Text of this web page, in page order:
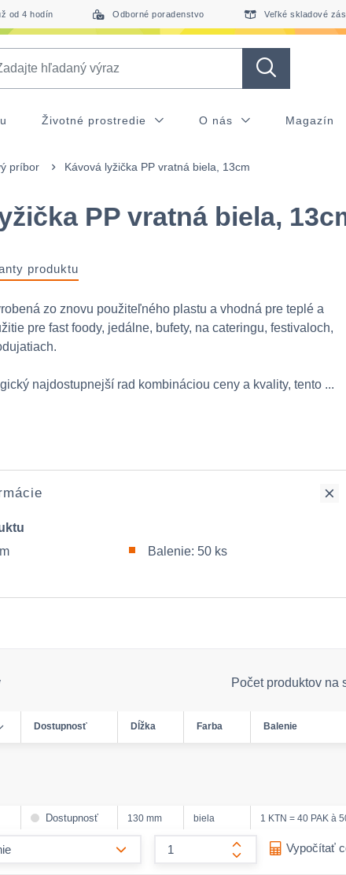
od 4 hodín Odborné poradenstvo Veľké skladové
Životné prostredie O nás Magazín
príbor Kávová lyžička PP vratná biela, 13cm
PP vratná biela,
produktu
zo znovu použiteľného plastu a vhodná pre teplé a
pre fast foody, jedálne, bufety, na cateringu, festivaloch,
najdostupnejší rad kombináciou ceny a kvality, tento ...
Balenie: 50 ks
Počet produktov na
Dostupnosť Dĺžka Farba Balenie
Dostupnosť 130 mm biela 1 KTN = 40 PAK à
form.increase-amount
Vypočítať